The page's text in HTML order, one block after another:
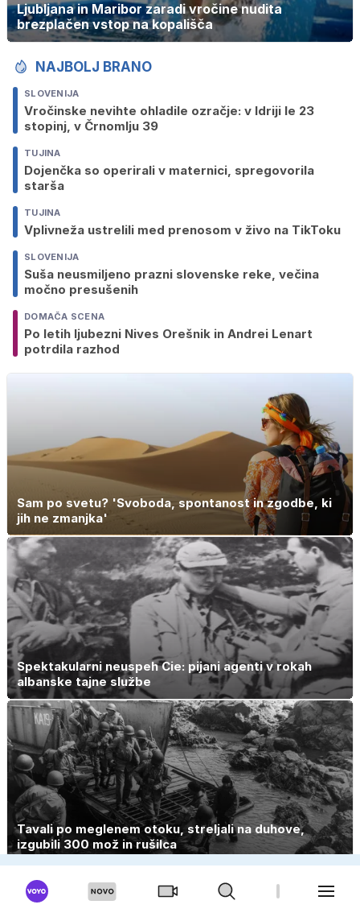
Ljubljana in Maribor zaradi vročine nudita
brezplačen vstop na kopališča
NAJBOLJ BRANO
SLOVENIJA
Vročinske nevihte ohladile ozračje: v Idriji le 23
stopinj, v Črnomlju 39
TUJINA
Dojenčka so operirali v maternici, spregovorila
starša
TUJINA
Vplivneža ustrelili med prenosom v živo na TikToku
SLOVENIJA
Suša neusmiljeno prazni slovenske reke, večina
močno presušenih
DOMAČA SCENA
Po letih ljubezni Nives Orešnik in Andrei Lenart
potrdila razhod
Sam po svetu? 'Svoboda, spontanost in zgodbe, ki
jih ne zmanjka'
Spektakularni neuspeh Cie: pijani agenti v rokah
albanske tajne službe
Tavali po meglenem otoku, streljali na duhove,
izgubili 300 mož in rušilca